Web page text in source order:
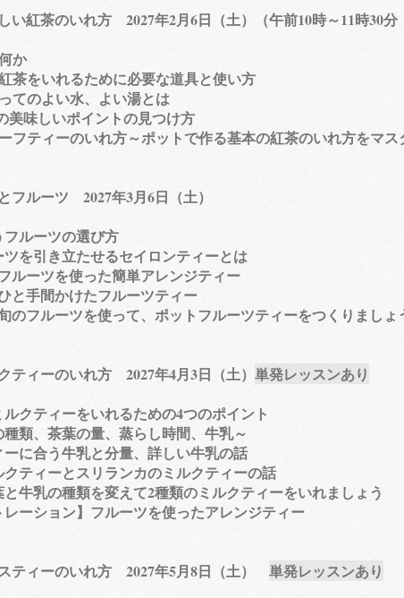
紅茶のいれ方 2027年2月6日（土）（午前10時～11時30
か
茶をいれるために必要な道具と使い方
てのよい水、よい湯とは
美味しいポイントの見つけ方
フティーのいれ方～ポットで作る基本の紅茶のいれ方をマス
ルーツ 2027年3月6日（土）
フルーツの選び方
ツを引き立たせるセイロンティーとは
ルーツを使った簡単アレンジティー
間かけたフルーツティー
ーツを使って、ポットフルーツティーをつくりましょ
ィーのいれ方 2027年4月3日（土） 単発レッスンあり
ルクティーをいれるための4つのポイント
、茶葉の量、蒸らし時間、牛乳～
ーに合う牛乳と分量、詳しい牛乳の話
クティーとスリランカのミルクティーの話
と牛乳の種類を変えて2種類のミルクティーをいれましょう
レーション】フルーツを使ったアレンジティー
ティーのいれ方 2027年5月8日（土） 単発レッスンあり